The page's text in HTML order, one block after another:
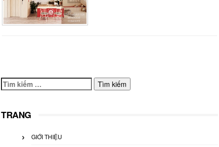
Tìm
kiếm
TRANG
GIỚI THIỆU